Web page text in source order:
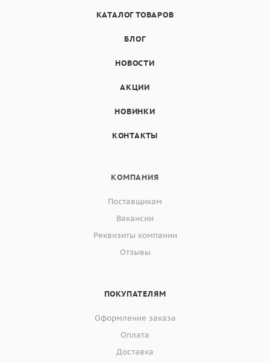
КАТАЛОГ ТОВАРОВ
БЛОГ
НОВОСТИ
АКЦИИ
НОВИНКИ
КОНТАКТЫ
КОМПАНИЯ
Поставщикам
Вакансии
Реквизиты компании
Отзывы
ПОКУПАТЕЛЯМ
Оформление заказа
Оплата
Доставка